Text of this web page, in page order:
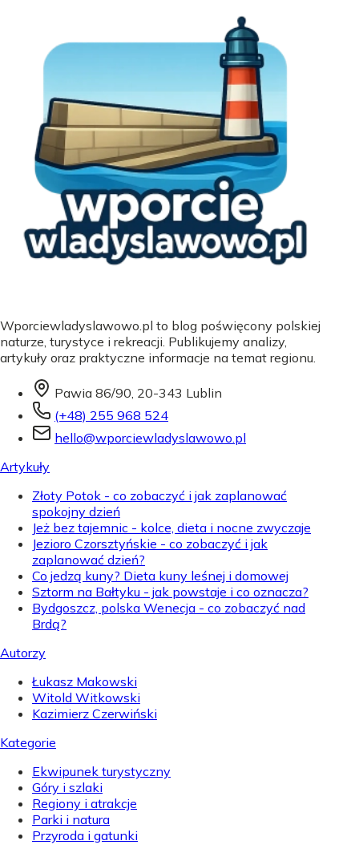
Wporciewladyslawowo.pl to blog poświęcony polskiej
naturze, turystyce i rekreacji. Publikujemy analizy,
artykuły oraz praktyczne informacje na temat regionu.
Pawia 86/90, 20-343 Lublin
(+48) 255 968 524
hello@wporciewladyslawowo.pl
Artykuły
Złoty Potok - co zobaczyć i jak zaplanować
spokojny dzień
Jeż bez tajemnic - kolce, dieta i nocne zwyczaje
Jezioro Czorsztyńskie - co zobaczyć i jak
zaplanować dzień?
Co jedzą kuny? Dieta kuny leśnej i domowej
Sztorm na Bałtyku - jak powstaje i co oznacza?
Bydgoszcz, polska Wenecja - co zobaczyć nad
Brdą?
Autorzy
Łukasz Makowski
Witold Witkowski
Kazimierz Czerwiński
Kategorie
Ekwipunek turystyczny
Góry i szlaki
Regiony i atrakcje
Parki i natura
Przyroda i gatunki